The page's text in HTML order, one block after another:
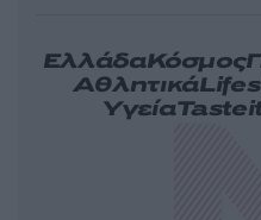
ΕλλάδαΚόσμος
Αθλητικά
Υγεία